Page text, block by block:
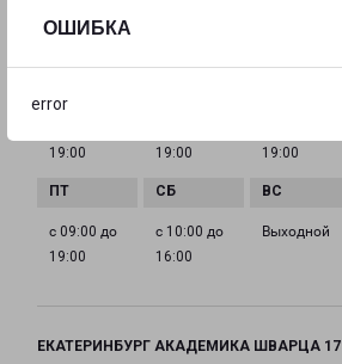
ОШИБКА
error
19:00
19:00
19:00
с 09:00 до
19:00
с 10:00 до
16:00
Выходной
ЕКАТЕРИНБУРГ АКАДЕМИКА ШВАРЦА 17